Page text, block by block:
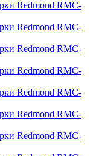
Redmond RMC-
Redmond RMC-
Redmond RMC-
Redmond RMC-
Redmond RMC-
Redmond RMC-
Redmond RMC-